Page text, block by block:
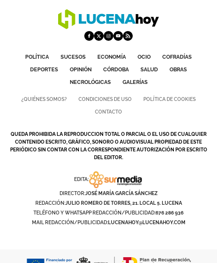
POLÍTICA SUCESOS ECONOMÍA OCIO
COFRADÍAS
DEPORTES
OPINIÓN CÓRDOBA SALUD
OBRAS
NECROLÓGICAS
GALERÍAS
¿QUIÉNES SOMOS? CONDICIONES DE USO POLÍTICA DE COOKIES
CONTACTO
QUEDA PROHIBIDA LA REPRODUCCION TOTAL O PARCIAL O EL USO DE CUALQUIER
CONTENIDO ESCRITO, GRÁFICO, SONORO O AUDIOVISUAL PROPIEDAD DE ESTE
PERIÓDICO SIN CONTAR CON LA CORRESPONDIENTE AUTORIZACIÓN POR ESCRITO
DEL EDITOR.
EDITA:
DIRECTOR:JOSÉ MARÍA GARCÍA SÁNCHEZ
REDACCIÓN:JULIO ROMERO DE TORRES, 21. LOCAL 5. LUCENA
TELÉFONO Y WHATSAPP REDACCIÓN/PUBLICIDAD:676 286 936
MAIL REDACCIÓN/PUBLICIDAD:LUCENAHOY@LUCENAHOY.COM